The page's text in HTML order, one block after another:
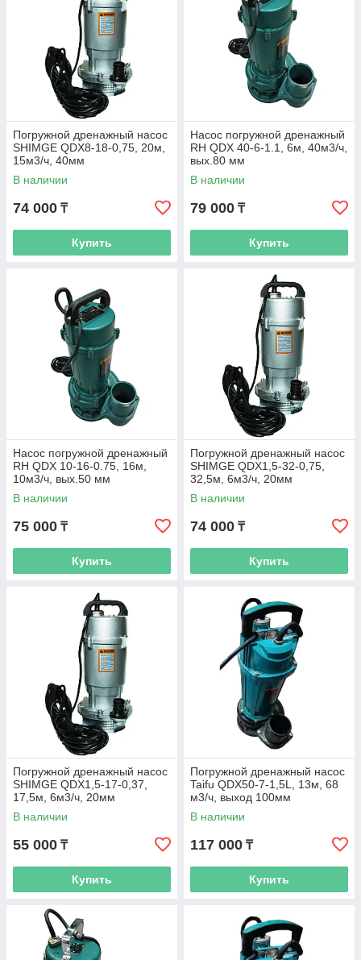
Погружной дренажный насос
SHIMGE QDX8-18-0,75, 20м,
15м3/ч, 40мм
В наличии
74 000 ₸
Купить
Насос погружной дренажный
RH QDX 40-6-1.1, 6м, 40м3/ч,
вых.80 мм
В наличии
79 000 ₸
Купить
Насос погружной дренажный
RH QDX 10-16-0.75, 16м,
10м3/ч, вых.50 мм
В наличии
75 000 ₸
Купить
Погружной дренажный насос
SHIMGE QDX1,5-32-0,75,
32,5м, 6м3/ч, 20мм
В наличии
74 000 ₸
Купить
Погружной дренажный насос
SHIMGE QDX1,5-17-0,37,
17,5м, 6м3/ч, 20мм
В наличии
55 000 ₸
Купить
Погружной дренажный насос
Taifu QDX50-7-1,5L, 13м, 68
м3/ч, выход 100мм
В наличии
117 000 ₸
Купить